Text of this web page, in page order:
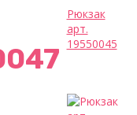
Рюкзак
арт.
19550045